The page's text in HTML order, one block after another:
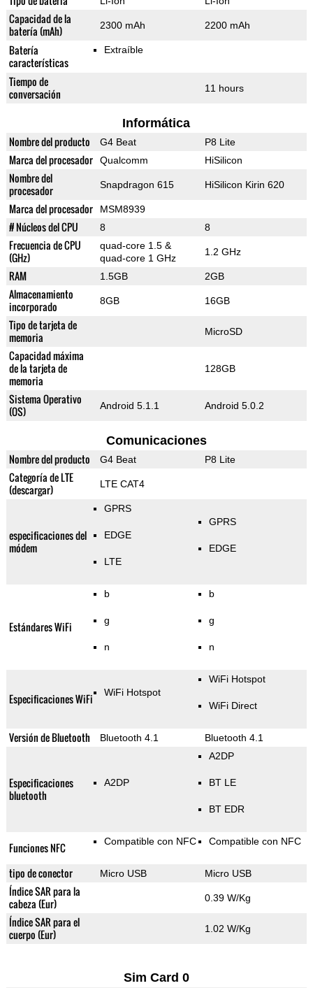
Capacidad de la
batería (mAh)
2300 mAh 2200 mAh
Batería
características
Extraíble
Tiempo de
conversación
11 hours
Informática
Nombre del producto G4 Beat P8 Lite
Marca del procesador Qualcomm HiSilicon
Nombre del
procesador
Snapdragon 615 HiSilicon Kirin 620
Marca del procesador MSM8939
# Núcleos del CPU 8 8
Frecuencia de CPU
(GHz)
quad-core 1.5 &
quad-core 1 GHz
1.2 GHz
RAM 1.5GB 2GB
Almacenamiento
incorporado
8GB 16GB
Tipo de tarjeta de
memoria
MicroSD
Capacidad máxima
de la tarjeta de
memoria
128GB
Sistema Operativo
(OS)
Android 5.1.1 Android 5.0.2
Comunicaciones
Nombre del producto G4 Beat P8 Lite
Categoría de LTE
(descargar)
LTE CAT4
especificaciones del
módem
GPRS
EDGE
LTE
GPRS
EDGE
Estándares WiFi
b
g
n
b
g
n
Especificaciones WiFi WiFi Hotspot
WiFi Hotspot
WiFi Direct
Versión de Bluetooth Bluetooth 4.1 Bluetooth 4.1
Especificaciones
bluetooth
A2DP
A2DP
BT LE
BT EDR
Funciones NFC Compatible con NFC Compatible con NFC
tipo de conector Micro USB Micro USB
Índice SAR para la
cabeza (Eur)
0.39 W/Kg
Índice SAR para el
cuerpo (Eur)
1.02 W/Kg
Sim Card 0